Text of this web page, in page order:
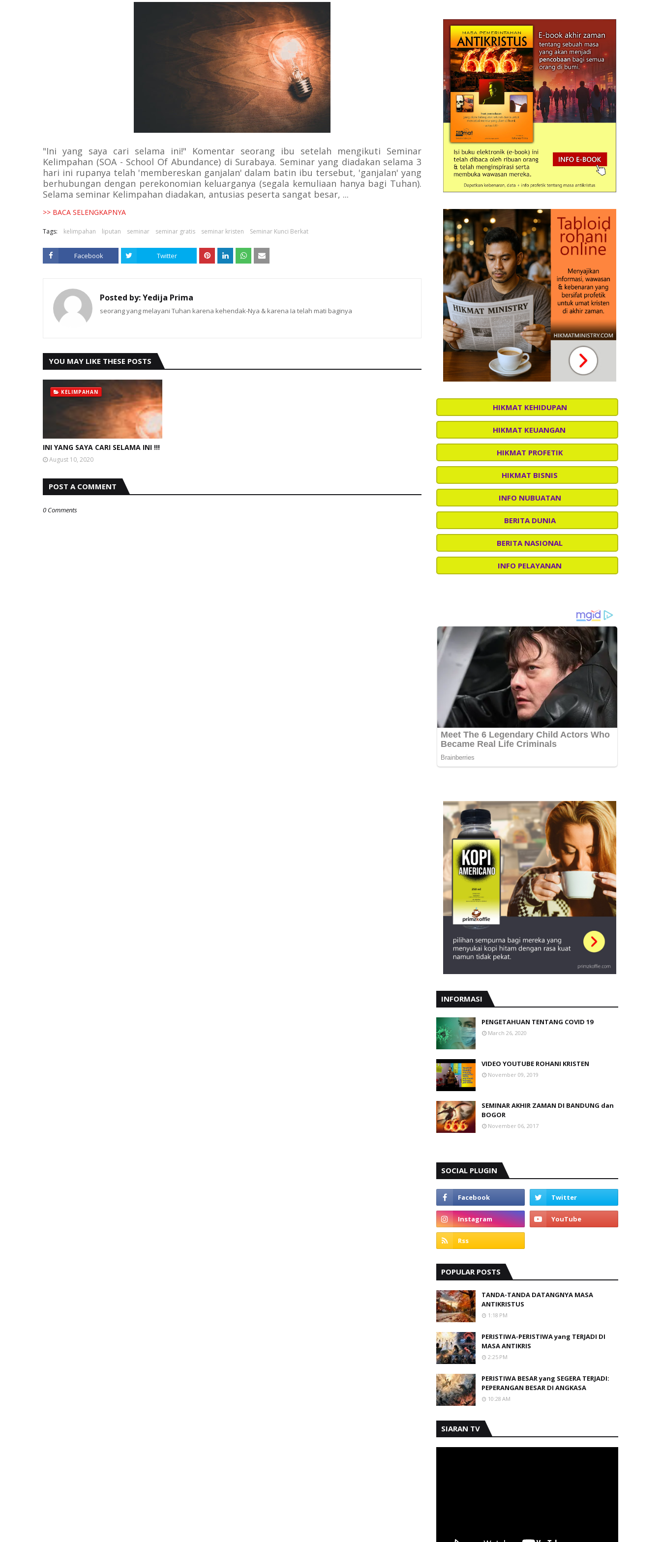
"Ini yang saya cari selama ini!" Komentar seorang ibu setelah mengikuti Seminar
Kelimpahan (SOA - School Of Abundance) di Surabaya. Seminar yang diadakan selama 3
hari ini rupanya telah 'membereskan ganjalan' dalam batin ibu tersebut, 'ganjalan' yang
berhubungan dengan perekonomian keluarganya (segala kemuliaan hanya bagi Tuhan).
Selama seminar Kelimpahan diadakan, antusias peserta sangat besar, ...
>> BACA SELENGKAPNYA
Tags: kelimpahan liputan seminar seminar gratis seminar kristen Seminar Kunci Berkat
Facebook Twitter
Posted by:Yedija Prima
seorang yang melayani Tuhan karena kehendak-Nya & karena Ia telah mati baginya
YOU MAY LIKE THESE POSTS
KELIMPAHAN
INI YANG SAYA CARI SELAMA INI !!!
August 10, 2020
POST A COMMENT
0 Comments
HIKMAT KEHIDUPAN
HIKMAT KEUANGAN
HIKMAT PROFETIK
HIKMAT BISNIS
INFO NUBUATAN
BERITA DUNIA
BERITA NASIONAL
INFO PELAYANAN
INFORMASI
PENGETAHUAN TENTANG COVID 19
March 26, 2020
VIDEO YOUTUBE ROHANI KRISTEN
November 09, 2019
SEMINAR AKHIR ZAMAN DI BANDUNG dan
BOGOR
November 06, 2017
SOCIAL PLUGIN
POPULAR POSTS
TANDA-TANDA DATANGNYA MASA
ANTIKRISTUS
1:18 PM
PERISTIWA-PERISTIWA yang TERJADI DI
MASA ANTIKRIS
2:25 PM
PERISTIWA BESAR yang SEGERA TERJADI:
PEPERANGAN BESAR DI ANGKASA
10:28 AM
SIARAN TV